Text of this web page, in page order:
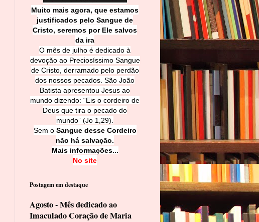
Muito mais agora, que estamos
justificados pelo Sangue de
Cristo, seremos por Ele salvos
da ira
O mês de julho é dedicado à
devoção ao Preciosíssimo Sangue
de Cristo, derramado pelo perdão
dos nossos pecados. São João
Batista apresentou Jesus ao
mundo dizendo: “Eis o cordeiro de
Deus que tira o pecado do
mundo” (Jo 1,29).
Sem o Sangue desse Cordeiro
não há salvação.
Mais informações...
No site
Postagem em destaque
Agosto - Mês dedicado ao
Imaculado Coração de Maria